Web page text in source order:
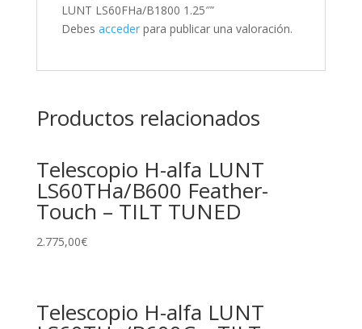
LUNT LS60FHa/B1800 1.25″”
Debes accederpara publicar una valoración.
Productos relacionados
Telescopio H-alfa LUNT
LS60THa/B600 Feather-
Touch – TILT TUNED
2.775,00€
Telescopio H-alfa LUNT